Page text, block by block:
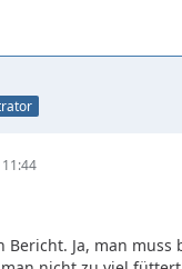
Bericht. Ja, man muss